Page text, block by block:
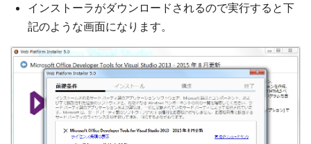
インストーラがダウンロードされるので実行すると下
記のような画面になります。